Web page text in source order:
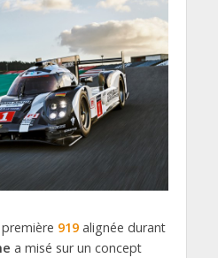
919alignée durant
a misé sur un concept